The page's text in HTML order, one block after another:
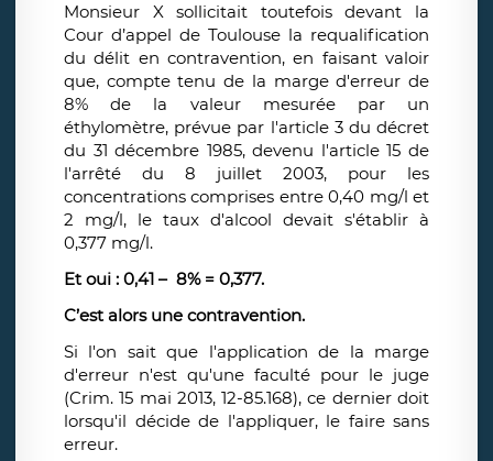
Monsieur X sollicitait toutefois devant la
Cour d’appel de Toulouse la requalification
du délit en contravention, en faisant valoir
que, compte tenu de la marge d'erreur de
8% de la valeur mesurée par un
éthylomètre, prévue par l'article 3 du décret
du 31 décembre 1985, devenu l'article 15 de
l'arrêté du 8 juillet 2003, pour les
concentrations comprises entre 0,40 mg/l et
2 mg/l, le taux d'alcool devait s'établir à
0,377 mg/l.
Et oui : 0,41 – 8% = 0,377.
C’est alors une contravention.
Si l'on sait que l'application de la marge
d'erreur n'est qu'une faculté pour le juge
(Crim. 15 mai 2013, 12-85.168), ce dernier doit
lorsqu'il décide de l'appliquer, le faire sans
erreur.